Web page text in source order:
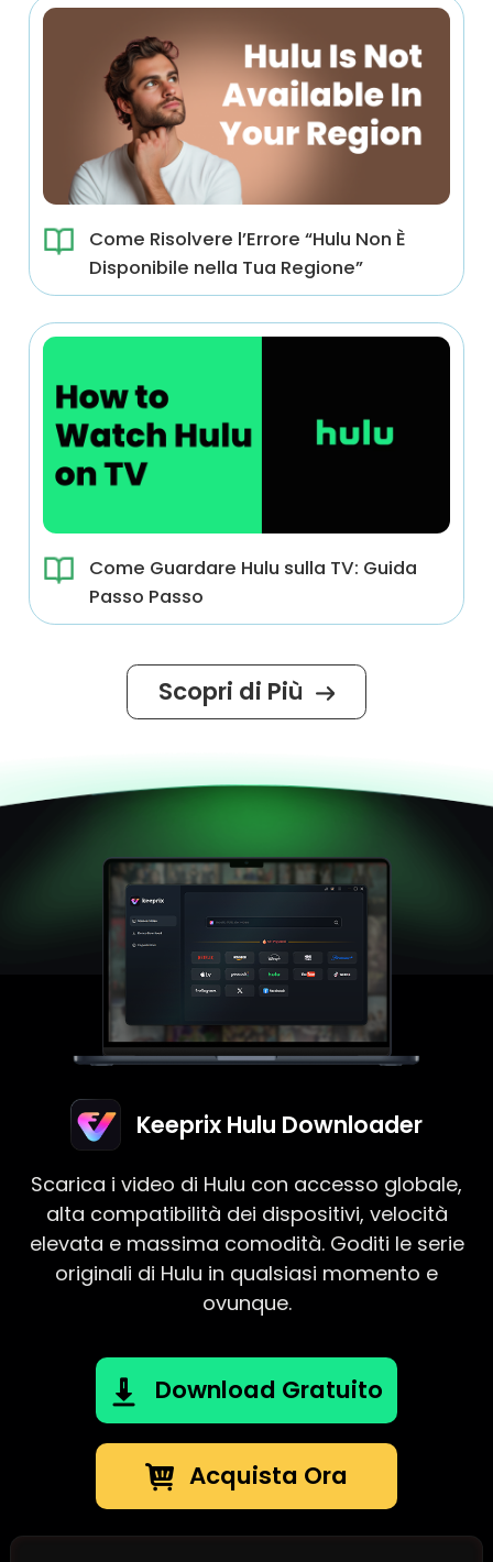
Come Risolvere l’Errore “Hulu Non È
Disponibile nella Tua Regione”
Come Guardare Hulu sulla TV: Guida
Passo Passo
Scopri di Più
Keeprix Hulu Downloader
Scarica i video di Hulu con accesso globale,
alta compatibilità dei dispositivi, velocità
elevata e massima comodità. Goditi le serie
originali di Hulu in qualsiasi momento e
ovunque.
Download Gratuito
Acquista Ora